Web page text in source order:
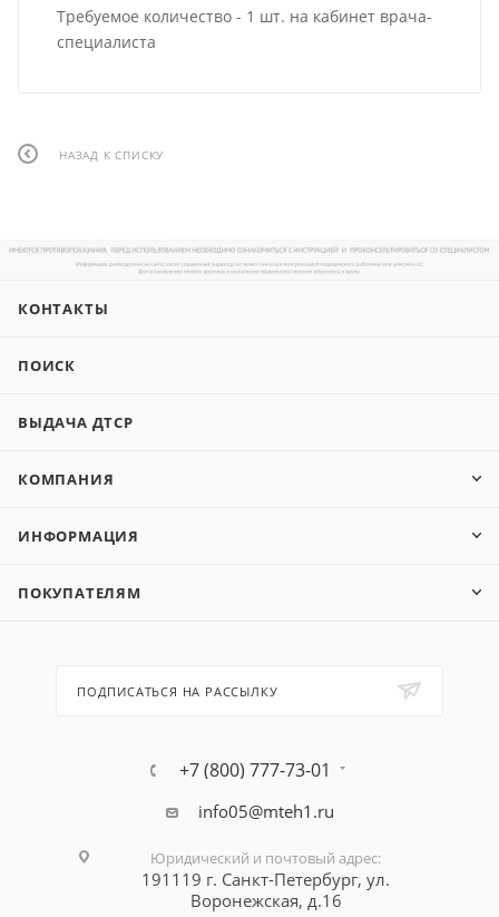
Требуемое количество - 1 шт. на кабинет врача-
специалиста
НАЗАД К СПИСКУ
КОНТАКТЫ
ПОИСК
ВЫДАЧА ДТСР
КОМПАНИЯ
ИНФОРМАЦИЯ
ПОКУПАТЕЛЯМ
ПОДПИСАТЬСЯ НА РАССЫЛКУ
+7 (800) 777-73-01
info05@mteh1.ru
Юридический и почтовый адрес:
191119 г. Санкт-Петербург, ул.
Воронежская, д.16